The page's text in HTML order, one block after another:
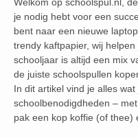
je nodig hebt voor een
bent naar een nieuwe
trendy kaftpapier, wij
schooljaar is altijd een mix
de juiste schoolspullen
In dit artikel vind je alles
schoolbenodigdheden –
pak een kop koffie (of thee)